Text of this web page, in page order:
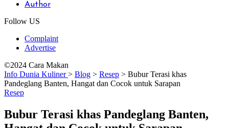
Author
Follow US
Complaint
Advertise
©2024 Cara Makan
Info Dunia Kuliner> Blog > Resep > Bubur Terasi khas
Pandeglang Banten, Hangat dan Cocok untuk Sarapan
Resep
Bubur Terasi khas Pandeglang Banten,